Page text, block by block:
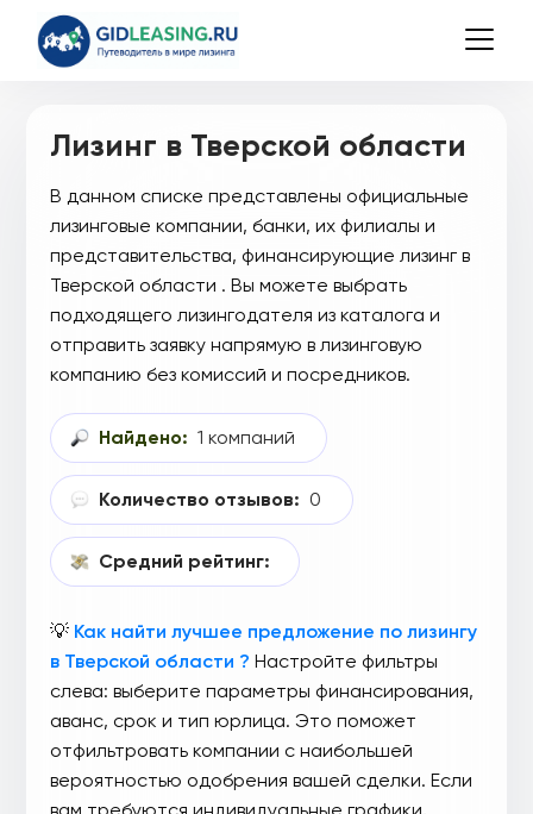
Лизинг в Тверской области
В данном списке представлены официальные
лизинговые компании, банки, их филиалы и
представительства, финансирующие лизинг в
Тверской области . Вы можете выбрать
подходящего лизингодателя из каталога и
отправить заявку напрямую в лизинговую
компанию без комиссий и посредников.
Найдено: 1 компаний
Количество отзывов: 0
Средний рейтинг:
💡 Как найти лучшее предложение по лизингу
в Тверской области ? Настройте фильтры
слева: выберите параметры финансирования,
аванс, срок и тип юрлица. Это поможет
отфильтровать компании с наибольшей
вероятностью одобрения вашей сделки. Если